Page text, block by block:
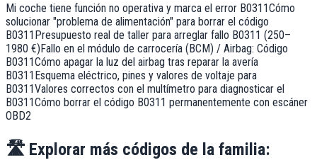
Mi coche tiene función no operativa y marca el error B0311Cómo
solucionar "problema de alimentación" para borrar el código
B0311Presupuesto real de taller para arreglar fallo B0311 (250–
1980 €)Fallo en el módulo de carrocería (BCM) / Airbag: Código
B0311Cómo apagar la luz del airbag tras reparar la avería
B0311Esquema eléctrico, pines y valores de voltaje para
B0311Valores correctos con el multímetro para diagnosticar el
B0311Cómo borrar el código B0311 permanentemente con escáner
OBD2
🛣️ Explorar más códigos de la familia: